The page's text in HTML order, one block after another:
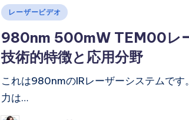
Posted
レーザービデオ
980nm 500mW TEM00レ
技術的特徴と応用分野
これは980nmのIRレーザーシステムです
力は…